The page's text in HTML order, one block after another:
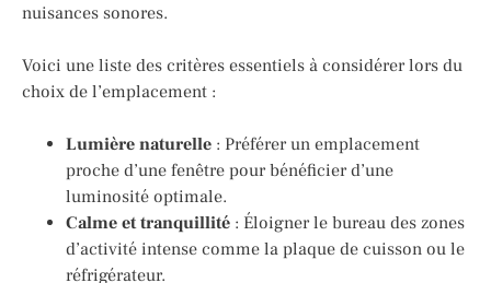
nuisances sonores.
Voici une liste des critères essentiels à considérer lors du
choix de l’emplacement :
Lumière naturelle : Préférer un emplacement
proche d’une fenêtre pour bénéficier d’une
luminosité optimale.
Calme et tranquillité : Éloigner le bureau des zones
d’activité intense comme la plaque de cuisson ou le
réfrigérateur.